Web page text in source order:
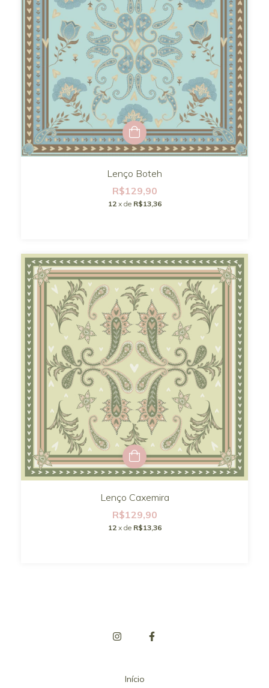
Lenço Boteh
R$129,90
12 x de R$13,36
Lenço Caxemira
R$129,90
12 x de R$13,36
Início